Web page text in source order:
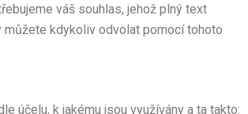
váš souhlas, jehož plný text
můžete kdykoliv odvolat pomocí tohoto
účelu, k jakému jsou využívány a ta takto: